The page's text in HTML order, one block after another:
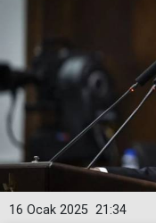
21:34
16 Ocak 2025